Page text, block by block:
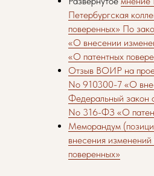
Петербургская
поверенных» По
«О внесении
«О патентных
Отзыв ВОИР на
No 910300-7 «О
Федеральный закон
No 316-ФЗ «О
Меморандум
внесения
поверенных»